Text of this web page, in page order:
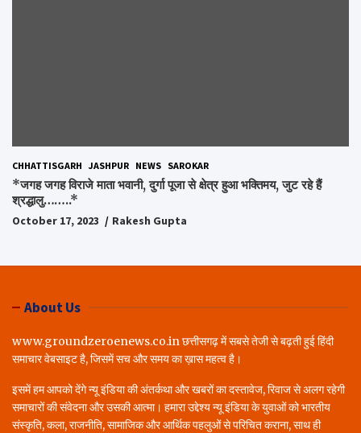
CHHATTISGARH JASHPUR NEWS SAROKAR
*जगह जगह विराजे माता भवानी, दुर्गा पूजा से क्षेत्र हुआ भक्तिमय, जुट रहे हैं
श्रद्धालु……..*
October 17, 2023 Rakesh Gupta
About Us
www.groundzeroenews.co.in छत्तीसगढ़ में सबसे तेजी से बढ़ती हुई हिंदी
समाचार वेबसाइट है, जिसमें सच और समय का ख़ास महत्व है।
इसमें हम आपको देंगे न्यू इंडिया की अंतर्कथा और खबरों का दस्तावेज, रिवाज से अलग रहेगी
समाचारों की संवेदना और उसकी आत्मा। हमारा उद्देश्य न्यू इंडिया के युवाओं को भारतीय
संस्कृति, कला, राजनीति, सामाजिक और आर्थिक पहलुओं से परिचित कराना, साथ ही